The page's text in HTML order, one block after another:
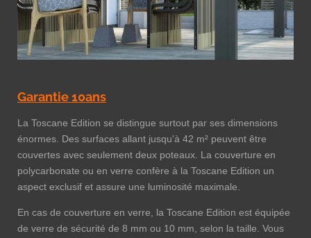
Garantie 10ans
La Toscane Edition se distingue surtout par ses dimensions
énormes. Des surfaces allant jusqu'à 42 m² peuvent être
couvertes avec seulement deux poteaux. La couverture en
polycarbonate ou en verre confère à la Toscane Edition un
aspect exclusif et assure une luminosité maximale.
En cas de couverture en verre, la Toscane Edition est équipée
de verre de sécurité de 8 mm ou 10 mm, selon la taille. Vous